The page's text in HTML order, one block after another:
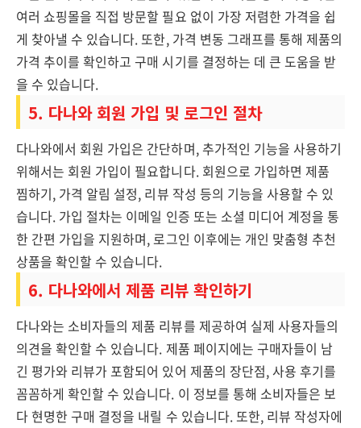
여러 쇼핑몰을 직접 방문할 필요 없이 가장 저렴한 가격을 쉽
게 찾아낼 수 있습니다. 또한, 가격 변동 그래프를 통해 제품의
가격 추이를 확인하고 구매 시기를 결정하는 데 큰 도움을 받
을 수 있습니다.
5. 다나와 회원 가입 및 로그인 절차
다나와에서 회원 가입은 간단하며, 추가적인 기능을 사용하기
위해서는 회원 가입이 필요합니다. 회원으로 가입하면 제품
찜하기, 가격 알림 설정, 리뷰 작성 등의 기능을 사용할 수 있
습니다. 가입 절차는 이메일 인증 또는 소셜 미디어 계정을 통
한 간편 가입을 지원하며, 로그인 이후에는 개인 맞춤형 추천
상품을 확인할 수 있습니다.
6. 다나와에서 제품 리뷰 확인하기
다나와는 소비자들의 제품 리뷰를 제공하여 실제 사용자들의
의견을 확인할 수 있습니다. 제품 페이지에는 구매자들이 남
긴 평가와 리뷰가 포함되어 있어 제품의 장단점, 사용 후기를
꼼꼼하게 확인할 수 있습니다. 이 정보를 통해 소비자들은 보
다 현명한 구매 결정을 내릴 수 있습니다. 또한, 리뷰 작성자에